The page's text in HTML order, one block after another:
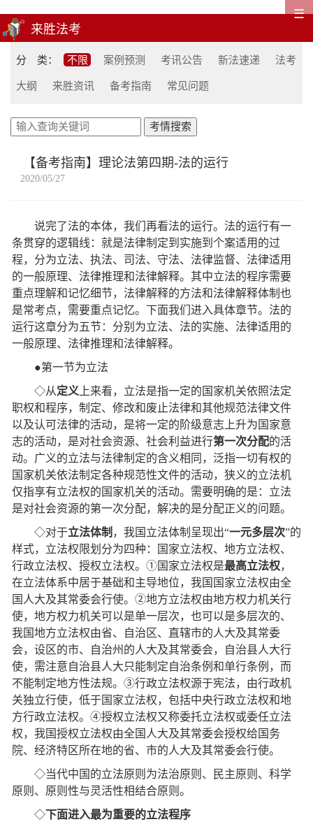
☰
分 类： 不限 案例预测 考讯公告 新法速递 法考
大纲 来胜资讯 备考指南 常见问题
【备考指南】理论法第四期-法的运行
2020/05/27
说完了法的本体，我们再看法的运行。法的运行有一
条贯穿的逻辑线：就是法律制定到实施到个案适用的过
程，分为立法、执法、司法、守法、法律监督、法律适用
的一般原理、法律推理和法律解释。其中立法的程序需要
重点理解和记忆细节，法律解释的方法和法律解释体制也
是常考点，需要重点记忆。下面我们进入具体章节。法的
运行这章分为五节：分别为立法、法的实施、法律适用的
一般原理、法律推理和法律解释。
●第一节为立法
◇从定义 上来看，立法是指一定的国家机关依照法定
职权和程序，制定、修改和废止法律和其他规范法律文件
以及认可法律的活动，是将一定的阶级意志上升为国家意
志的活动，是对社会资源、社会利益进行第一次分配的活
动。广义的立法与法律制定的含义相同，泛指一切有权的
国家机关依法制定各种规范性文件的活动，狭义的立法机
仅指享有立法权的国家机关的活动。需要明确的是：立法
是对社会资源的第一次分配，解决的是分配正义的问题。
◇对于立法体制 ，我国立法体制呈现出“一元多层次”的
样式，立法权限划分为四种：国家立法权、地方立法权、
行政立法权、授权立法权。①国家立法权是最高立法权，
在立法体系中居于基础和主导地位，我国国家立法权由全
国人大及其常委会行使。②地方立法权由地方权力机关行
使，地方权力机关可以是单一层次，也可以是多层次的、
我国地方立法权由省、自治区、直辖市的人大及其常委
会，设区的市、自治州的人大及其常委会，自治县人大行
使，需注意自治县人大只能制定自治条例和单行条例，而
不能制定地方性法规。③行政立法权源于宪法，由行政机
关独立行使，低于国家立法权，包括中央行政立法权和地
方行政立法权。④授权立法权又称委托立法权或委任立法
权，我国授权立法权由全国人大及其常委会授权给国务
院、经济特区所在地的省、市的人大及其常委会行使。
◇当代中国的立法原则为法治原则、民主原则、科学
原则、原则性与灵活性相结合原则。
◇下面进入最为重要的立法程序